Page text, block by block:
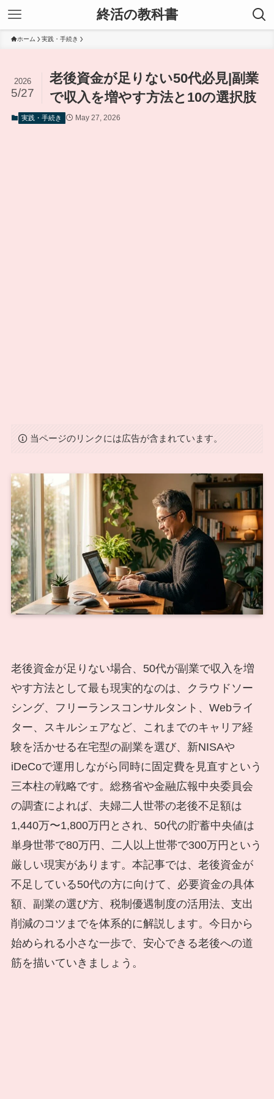
終活の教科書
ホーム 実践・手続き
老後資金が足りない50代必見|副業
で収入を増やす方法と10の選択肢
2026
5/27
実践・手続き May 27, 2026
当ページのリンクには広告が含まれています。
老後資金が足りない場合、50代が副業で収入を増
やす方法として最も現実的なのは、クラウドソー
シング、フリーランスコンサルタント、Webライ
ター、スキルシェアなど、これまでのキャリア経
験を活かせる在宅型の副業を選び、新NISAや
iDeCoで運用しながら同時に固定費を見直すという
三本柱の戦略です。総務省や金融広報中央委員会
の調査によれば、夫婦二人世帯の老後不足額は
1,440万〜1,800万円とされ、50代の貯蓄中央値は
単身世帯で80万円、二人以上世帯で300万円という
厳しい現実があります。本記事では、老後資金が
不足している50代の方に向けて、必要資金の具体
額、副業の選び方、税制優遇制度の活用法、支出
削減のコツまでを体系的に解説します。今日から
始められる小さな一歩で、安心できる老後への道
筋を描いていきましょう。